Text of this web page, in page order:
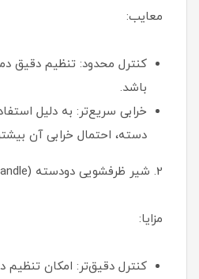
معایب:
کنترل محدود: تنظیم دقیق
باشد.
خرابی سریع‌تر: به دلیل
دسته، احتمال خرابی آن
2. شیر ظرفشویی دو‌دسته (Double Handle)
مزایا:
کنترل دقیق‌تر: امکان تنظیم